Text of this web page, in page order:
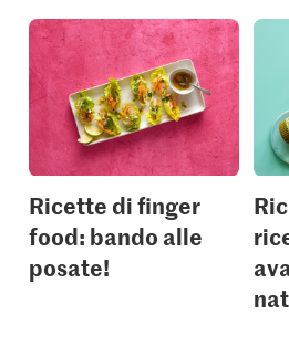
Ricette di finger
food: bando alle
posate!